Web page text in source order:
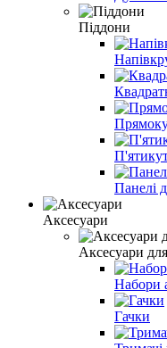
Піддони
Панелі
Аксесуари
Аксесуари
Набори
Гачки